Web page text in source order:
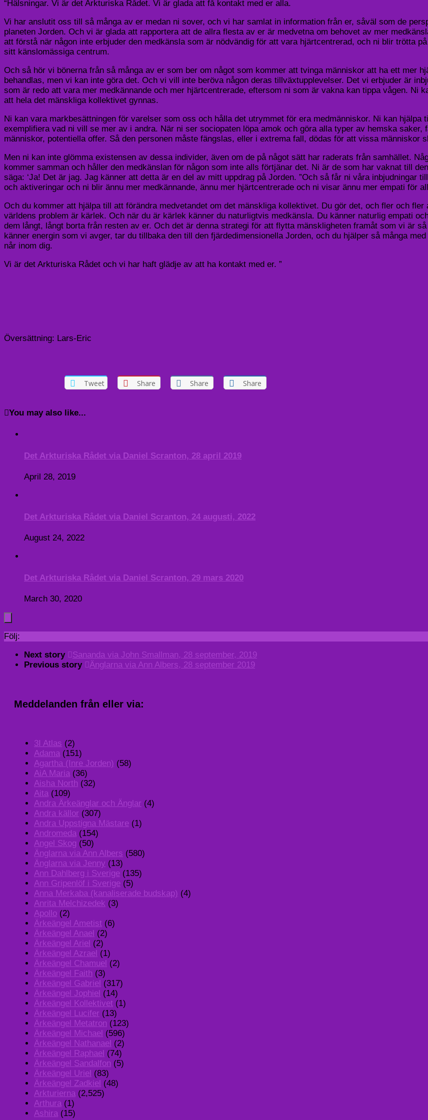
“Hälsningar. Vi är det Arkturiska Rådet. Vi är glada att få kontakt med er alla.
Vi har anslutit oss till så många av er medan ni sover, och vi har samlat in information från er, såväl som de
planeten Jorden. Och vi är glada att rapportera att de allra flesta av er är medvetna om behovet av mer
att förstå när någon inte erbjuder den medkänsla som är nödvändig för att vara hjärtcentrerad, och ni blir trötta
sitt känslomässiga centrum.
Och så hör vi bönerna från så många av er som ber om något som kommer att tvinga människor att ha ett mer
behandlas, men vi kan inte göra det. Och vi vill inte beröva någon deras tillväxtupplevelser. Det vi erbjuder är
som är redo att vara mer medkännande och mer hjärtcentrerade, eftersom ni som är vakna kan tippa vågen. Ni
att hela det mänskliga kollektivet gynnas.
Ni kan vara markbesättningen för varelser som oss och hålla det utrymmet för era medmänniskor. Ni kan
exemplifiera vad ni vill se mer av i andra. När ni ser sociopaten löpa amok och göra alla typer av hemska
människor, potentiella offer. Så den personen måste fängslas, eller i extrema fall, dödas för att vissa människor
Men ni kan inte glömma existensen av dessa individer, även om de på något sätt har raderats från samhället.
kommer samman och håller den medkänslan för någon som inte alls förtjänar det. Ni är de som har vaknat till
säga: ‘Ja! Det är jag. Jag känner att detta är en del av mitt uppdrag på Jorden. ”Och så får ni våra inbjudningar
och aktiveringar och ni blir ännu mer medkännande, ännu mer hjärtcentrerade och ni visar ännu mer empati för
Och du kommer att hjälpa till att förändra medvetandet om det mänskliga kollektivet. Du gör det, och fler och
världens problem är kärlek. Och när du är kärlek känner du naturligtvis medkänsla. Du känner naturlig empati
dem långt, långt borta från resten av er. Och det är denna strategi för att flytta mänskligheten framåt som vi är
känner energin som vi avger, tar du tillbaka den till den fjärdedimensionella Jorden, och du hjälper så många
når inom dig.
Vi är det Arkturiska Rådet och vi har haft glädje av att ha kontakt med er. ”
Översättning: Lars-Eric
Tweet Share Share Share
You may also like...
Det Arkturiska Rådet via Daniel Scranton, 28 april 2019
April 28, 2019
Det Arkturiska Rådet via Daniel Scranton, 24 augusti, 2022
August 24, 2022
Det Arkturiska Rådet via Daniel Scranton, 29 mars 2020
March 30, 2020
Följ:
Next story
Sananda via John Smallman, 28 september, 2019
Previous story
Änglarna via Ann Albers, 28 september 2019
Meddelanden från eller via:
3I Atlas (2)
Adama (151)
Agartha (Inre Jorden) (58)
AiA Maria (36)
Aisha North (32)
Aita (109)
Andra Ärkeänglar och Änglar (4)
Andra källor (307)
Andra Uppstigna Mästare (1)
Andromeda (154)
Angel Skog (50)
Änglarna via Ann Albers (580)
Änglarna via Jenny (13)
Ann Dahlberg i Sverige (135)
Ann Gripenlöf i Sverige (5)
Anna Merkaba (kanaliserade budskap) (4)
Anrita Melchizedek (3)
Apollo (2)
Ärkeängel Ametist (6)
Ärkeängel Anael (2)
Ärkeängel Ariel (2)
Ärkeängel Azrael (1)
Ärkeängel Chamuel (2)
Ärkeängel Faith (3)
Ärkeängel Gabriel (317)
Ärkeängel Jophiel (14)
Ärkeängel Kollektivet (1)
Ärkeängel Lucifer (13)
Ärkeängel Metatron (123)
Ärkeängel Michael (596)
Ärkeängel Nathanael (2)
Ärkeängel Raphael (74)
Ärkeängel Sandalfon (5)
Ärkeängel Uriel (83)
Ärkeängel Zadkiel (48)
Arkturierna (2,525)
Arthura (1)
Ashira (15)